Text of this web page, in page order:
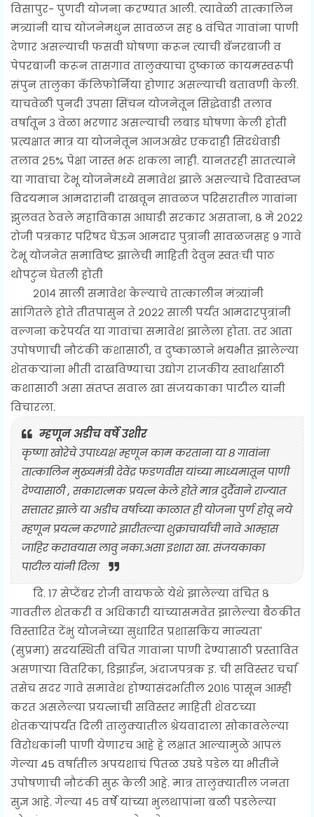
विसापुर- पुणदी योजना करण्यात आली. त्यावेळी तात्कालिन
मंत्र्यांनी याच योजनेमधुन सावळज सह ८ वंचित गावांना पाणी
देणार असल्याची फसवी घोषणा करून त्याची बॅनरबाजी व
पेपरबाजी करून तासगाव तालुक्याचा दुष्काळ कायमस्वरूपी
संपुन तालुका कॅलिफोर्निया होणार असल्याची बतावणी केली.
याचवेळी पुनदी उपसा सिंचन योजनेतून सिद्धेवाडी तलाव
वर्षातून ३ वेळा भरणार असल्याची लबाड घोषणा केली होती
प्रत्यक्षात मात्र या योजनेतून आजअखेर एकदाही सिदधेवाडी
तलाव २५% पेक्षा जास्त भरू शक‌ला नाही. यानतरही सातत्याने
या गावांचा टेभू योजनेमध्ये समावेश झाले असल्याचे दिवास्वप्न
विदयमान आमदारांनी दाखवून सावळज परिसरातील गावांना
झुलवत ठेवले महाविकास आघाडी सरकार असताना, ८ मे २०२२
रोजी पत्रकार परिषद घेऊन आमदार पुत्रांनी सावळजसह ९ गावे
टेभू योजनेत समाविष्ट झालेची माहिती देवुन स्वतःची पाठ
थोपटुन घेतली होती
२०१४ साली समावेश केल्याचे तात्कालीन मंत्र्यांनी
सांगितले होते तीतपासुन ते २०२२ साली पर्यंत आमदारपुत्रांनी
वल्गना करेपर्यत या गावांचा समावेश झालेला होता. तर आता
उपोषणाची नौटंकी कशासाठी, व दुष्काळाने भयभीत झालेल्या
शेतकऱ्यांना भीती दाखविण्याचा उद्योग राजकीय स्वार्थासाठी
कशासाठी असा संतप्त सवाल खा संजयकाका पाटील यांनी
विचारला.
म्हणून अडीच वर्षे उशीर
कृष्णा खोरेचे उपाध्यक्ष म्हणून काम करताना या ८ गावांना
तात्कालिन मुख्यमंत्री देवेंद्र फडणवीस यांच्या माध्यमातून पाणी
देण्यासाठी , सकारात्मक प्रयत्न केले होते मात्र दुर्दैवाने राज्यात
सत्तातर झाले या अडीच वर्षाच्या काळात ही योजना पुर्ण होवू नये
म्हणून प्रयत्न करणारे झारीतल्या शुक्राचार्यांची नावे आम्हास
जाहिर करावयास लावु नका.असा इशारा खा. संजयकाका
पाटील यांनी दिला
दि. १७ सेप्टेंबर रोजी वायफळे येथे झालेल्या वंचित ८
गावतील शेतकरी व अधिकारी यांच्यासमवेत झालेल्या बैठकीत
विस्तारित टेंभु योजनेच्या सुधारित प्रशासकिय मान्यता'
(सुप्रमा) सदयस्थिती वंचित गावांना पाणी देण्यासाठी प्रस्तावित
असणाऱ्या वितरिका, डिझाईन, अंदाजपत्रक इ. ची सविस्तर चर्चा
तसेच सदर गावे समावेश होण्यासंदर्भातील २०१६ पासून आम्ही
करत असलेल्या प्रयत्नांची सविस्तर माहिती शेवटच्या
शेतकऱ्यांपर्यंत दिली तालुक्यातील श्रेयवादाला सोकावलेल्या
विरोधकांनी पाणी येणारच आहे हे लक्षात आल्यामुळे आपलं
गेल्या 45 वर्षातील अपयशाचं पितळ उघडे पडेल या भीतीने
उपोषणाची नौटंकी सुरू केली आहे. मात्र तालुक्यातील जनता
सुज्ञ आहे. गेल्या ४५ वर्षे यांच्या भुलथापांना बळी पडलेल्या